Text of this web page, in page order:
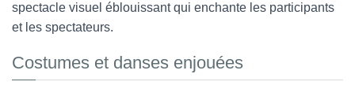
spectacle visuel éblouissant qui enchante les participants
et les spectateurs.
Costumes et danses enjouées